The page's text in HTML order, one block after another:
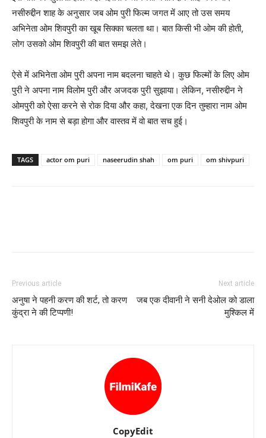
नसीरुद्दीन शाह के अनुसार जब ओम पुरी फिल्‍म जगत में आए तो उस समय
अभिनेता ओम शिवपुरी का खूब सिक्‍का चलता था। बात किसी भी ओम की होती,
लोग उसको ओम शिवपुरी की बात समझ लेते।
ऐसे में अभिनेता ओम पुरी अपना नाम बदलना चाहते थे। कुछ फिल्‍मों के लिए ओम
पुरी ने अपना नाम विलोम पुरी और अजदक पुरी सुझाया। लेकिन, नसीरुद्दीन ने
ओमपुरी को ऐसा करने से रोक दिया और कहा, देखना एक दिन तुम्‍हारा नाम ओम
शिवपुरी के नाम से बड़ा होगा और वास्‍तव में वो बात सच हुई।
TAGS actor om puri naseerudin shah om puri om shivpuri
Previous article
अनुषा ने पहनी करण की शर्ट, तो करण
कुंद्रा ने की टिप्‍पणी!
Next article
जब एक दीवानी ने सनी देओल को डाला
मुश्‍किल में
CopyEdit